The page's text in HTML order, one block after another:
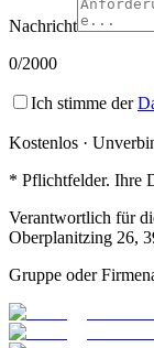
Nachricht
0/2000
Ich stimme der
Kostenlos ·
* Pflichtfelder. Ihre
Verantwortlich für
Oberplanitzing 26,
Gruppe oder